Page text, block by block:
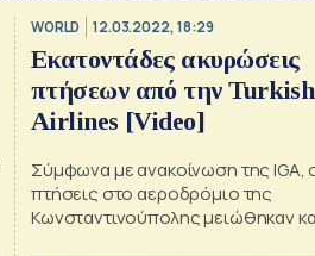
WORLD 12.03.2022, 18:29
Εκατοντάδες ακυρώσεις
πτήσεων από την Turkish
Airlines [Video]
Σύμφωνα με ανακοίνωση της IGA,
πτήσεις στο αεροδρόμιο της
Κωνσταντινούπολης μειώθηκαν